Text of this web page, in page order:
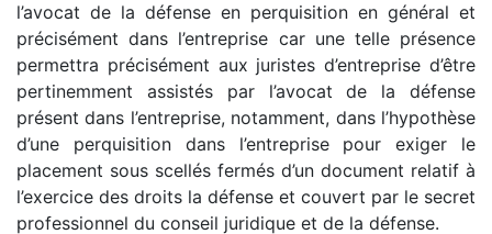
l’avocat de la défense en perquisition en général et
précisément dans l’entreprise car une telle présence
permettra précisément aux juristes d’entreprise d’être
pertinemment assistés par l’avocat de la défense
présent dans l’entreprise, notamment, dans l’hypothèse
d’une perquisition dans l’entreprise pour exiger le
placement sous scellés fermés d’un document relatif à
l’exercice des droits la défense et couvert par le secret
professionnel du conseil juridique et de la défense.